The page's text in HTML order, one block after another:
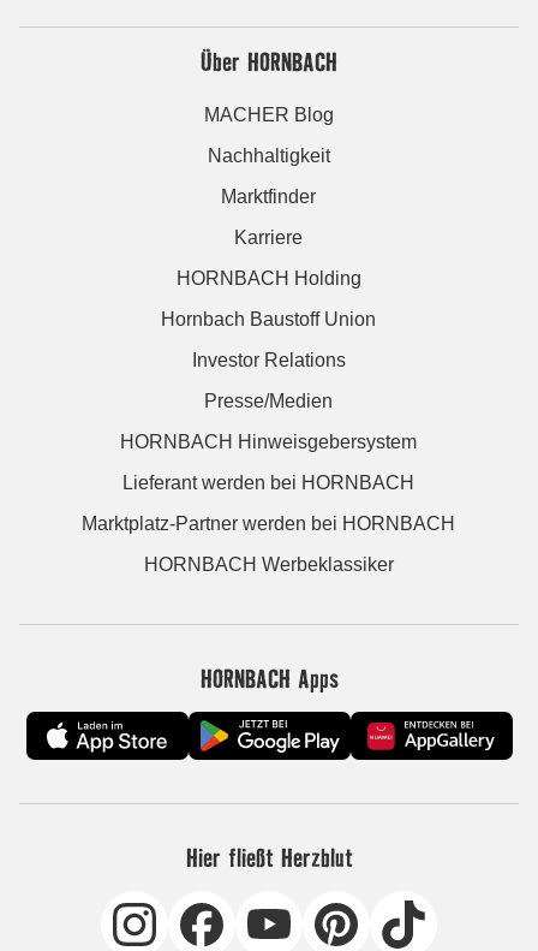
Über HORNBACH
MACHER Blog
Nachhaltigkeit
Marktfinder
Karriere
HORNBACH Holding
Hornbach Baustoff Union
Investor Relations
Presse/Medien
HORNBACH Hinweisgebersystem
Lieferant werden bei HORNBACH
Marktplatz-Partner werden bei HORNBACH
HORNBACH Werbeklassiker
HORNBACH Apps
Hier fließt Herzblut